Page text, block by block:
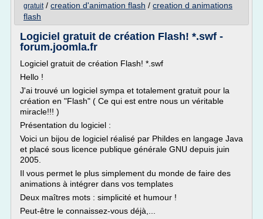
gratuit/ creation d'animation flash / creation d animations
flash
Logiciel gratuit de création Flash! *.swf -
forum.joomla.fr
Logiciel gratuit de création Flash! *.swf
Hello !
J'ai trouvé un logiciel sympa et totalement gratuit pour la
création en "Flash" ( Ce qui est entre nous un véritable
miracle!!! )
Présentation du logiciel :
Voici un bijou de logiciel réalisé par Phildes en langage Java
et placé sous licence publique générale GNU depuis juin
2005.
Il vous permet le plus simplement du monde de faire des
animations à intégrer dans vos templates
Deux maîtres mots : simplicité et humour !
Peut-être le connaissez-vous déjà,...